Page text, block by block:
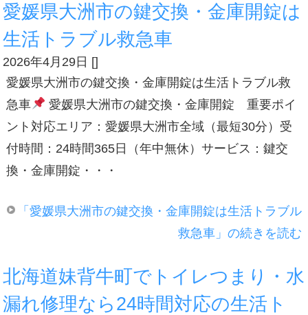
愛媛県大洲市の鍵交換・金庫開錠は
生活トラブル救急車
2026年4月29日 []
愛媛県大洲市の鍵交換・金庫開錠は生活トラブル救
急車
愛媛県大洲市の鍵交換・金庫開錠 重要ポイ
ント対応エリア：愛媛県大洲市全域（最短30分）受
付時間：24時間365日（年中無休）サービス：鍵交
換・金庫開錠・・・
「愛媛県大洲市の鍵交換・金庫開錠は生活トラブル
救急車」の続きを読む
北海道妹背牛町でトイレつまり・水
漏れ修理なら24時間対応の生活ト